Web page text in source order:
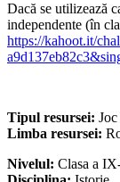
Dacă se utilizează
independente (în
https://kahoot.it/
Tipul resursei:
Limba resursei:
Nivelul: Clasa a